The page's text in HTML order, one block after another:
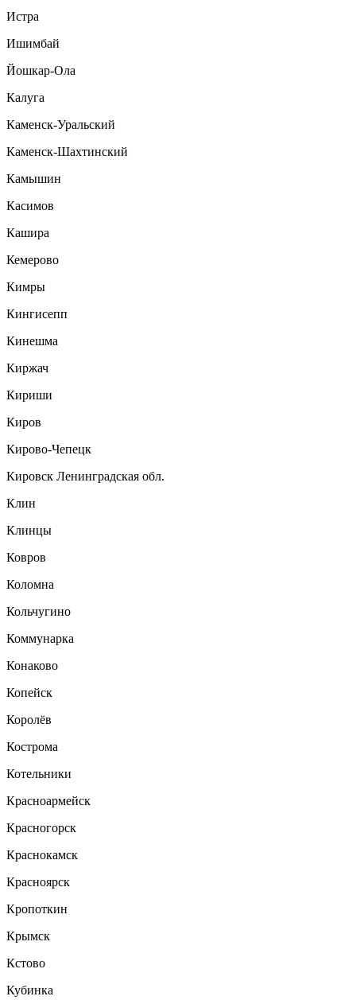
Истра
Ишимбай
Йошкар-Ола
Калуга
Каменск-Уральский
Каменск-Шахтинский
Камышин
Касимов
Кашира
Кемерово
Кимры
Кингисепп
Кинешма
Киржач
Кириши
Киров
Кирово-Чепецк
Кировск Ленинградская обл.
Клин
Клинцы
Ковров
Коломна
Кольчугино
Коммунарка
Конаково
Копейск
Королёв
Кострома
Котельники
Красноармейск
Красногорск
Краснокамск
Красноярск
Кропоткин
Крымск
Кстово
Кубинка